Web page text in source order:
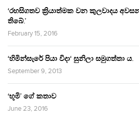
‘රහසිගතව ක්‍රියාත්මක වන කුලවාදය
තිබේ.’
February 15, 2016
‘හිමින්සැරේ පියා විදා‘ සුනිලා සමුගත්තා ය.
September 9, 2013
‘භූමි’ ගේ කතාව
June 23, 2016